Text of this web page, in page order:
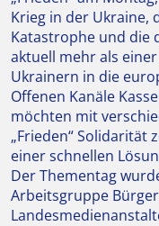
Krieg in der Ukraine,
Katastrophe und die
aktuell mehr als
Ukrainern in die
Offenen Kanäle
möchten mit
„Frieden“ Solidarität
einer schnellen
Der Thementag
Arbeitsgruppe